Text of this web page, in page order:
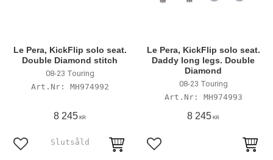
Le Pera, KickFlip solo seat.
Double Diamond stitch
08-23 Touring
MH974992
8 245 KR
Lägg till i favoriter
Le Pera, KickFlip solo seat.
Daddy long legs. Double
Diamond
08-23 Touring
MH974993
8 245 KR
Lägg till i favoriter